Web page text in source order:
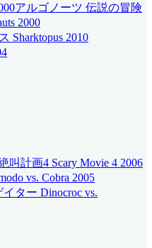
アルゴノーツ 伝説の冒険
2000
Sharktopus 2010
叫計画4 Scary Movie 4 2006
vs. Cobra 2005
ター Dinocroc vs.